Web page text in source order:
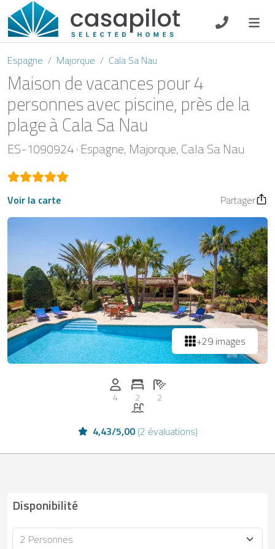
DE EN ES
Petit-déjeuner
Chèque-cadeau
Propriétaire
Espagne Majorque Cala Sa Nau
Maison de vacances pour 4
personnes avec piscine, près de la
plage à Cala Sa Nau
ES-1090924 Espagne Majorque Cala Sa Nau
Voir la carte Partager
+29 images
Personnes (max): 4
4
Nombre de chambres: 2
2
Nombre de salles de bain: 2
2
Piscine
4,43/5,00 (2 évaluations)
Disponibilité
Occupacion